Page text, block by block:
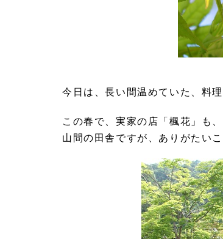
今日は、長い間温めていた、料
この春で、実家の店「楓花」も
山間の田舎ですが、ありがたい